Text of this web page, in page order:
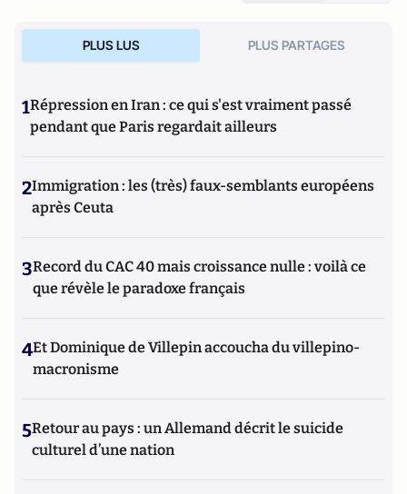
PLUS LUS PLUS PARTAGES
1Répression en Iran : ce qui s'est vraiment passé
pendant que Paris regardait ailleurs
2Immigration : les (très) faux-semblants européens
après Ceuta
3Record du CAC 40 mais croissance nulle : voilà ce
que révèle le paradoxe français
4Et Dominique de Villepin accoucha du villepino-
macronisme
5Retour au pays : un Allemand décrit le suicide
culturel d’une nation